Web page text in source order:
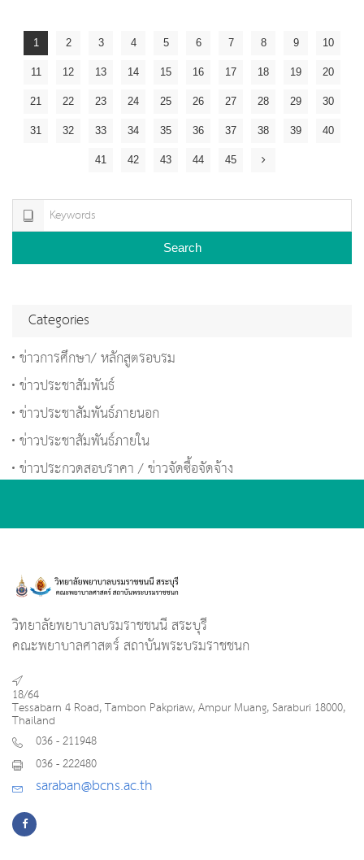
1 2 3 4 5 6 7 8 9 10
11 12 13 14 15 16 17 18 19 20
21 22 23 24 25 26 27 28 29 30
31 32 33 34 35 36 37 38 39 40
41 42 43 44 45
Search
Categories
ข่าวการศึกษา/ หลักสูตรอบรม
ข่าวประชาสัมพันธ์
ข่าวประชาสัมพันธ์ภายนอก
ข่าวประชาสัมพันธ์ภายใน
ข่าวประกวดสอบราคา / ข่าวจัดซื้อจัดจ้าง
วิทยาลัยพยาบาลบรมราชชนนี สระบุรี
คณะพยาบาลศาสตร์ สถาบันพระบรมราชชนก
18/64
Tessabarn 4 Road, Tambon Pakpriaw, Ampur Muang, Saraburi 18000,
Thailand
036 - 211948
036 - 222480
saraban@bcns.ac.th